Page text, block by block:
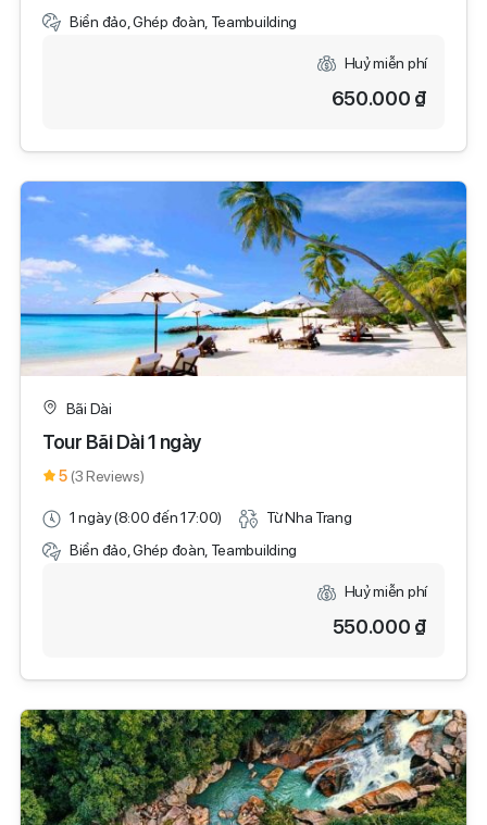
Biển đảo, Ghép đoàn, Teambuilding
Huỷ miễn phí
650.000 ₫
Bãi Dài
Tour Bãi Dài 1 ngày
5 (3 Reviews)
1 ngày (8:00 đến 17:00)
Từ Nha Trang
Biển đảo, Ghép đoàn, Teambuilding
Huỷ miễn phí
550.000 ₫